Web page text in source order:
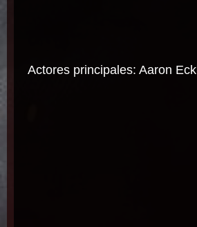
Actores principales: Aaron